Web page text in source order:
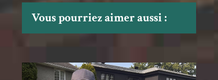
Vous pourriez aimer aussi :